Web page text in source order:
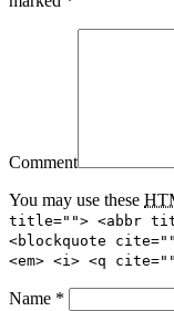
Comment
You may use these
title=""> <abbr
<blockquote
<em> <i> <q
Name *